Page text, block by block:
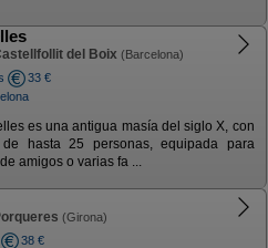
del Boix (Barcelona)
33 €
es una antigua masía del siglo X, con
hasta 25 personas, equipada para
amigos o varias fa ...
(Girona)
38 €